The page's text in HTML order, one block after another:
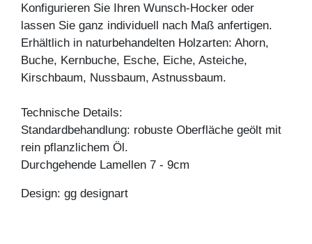
Konfigurieren Sie Ihren Wunsch-Hocker oder
lassen Sie ganz individuell nach Maß anfertigen.
Erhältlich in naturbehandelten Holzarten: Ahorn,
Buche, Kernbuche, Esche, Eiche, Asteiche,
Kirschbaum, Nussbaum, Astnussbaum.
Technische Details:
Standardbehandlung: robuste Oberfläche geölt mit
rein pflanzlichem Öl.
Durchgehende Lamellen 7 - 9cm
Design: gg designart